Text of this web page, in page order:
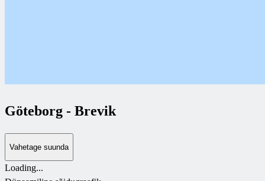
Göteborg - Brevik
Vahetage suunda
Loading...